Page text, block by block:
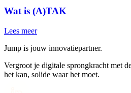
Wat is (A)TAK
Lees meer
Jump is jouw innovatiepartner.
Vergroot je digitale sprongkracht met
het kan, solide waar het moet.